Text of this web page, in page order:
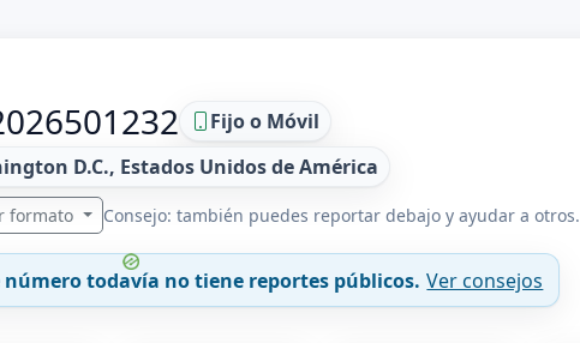
Fijo o Móvil
D.C., Estados Unidos de América
formato Consejo: también puedes reportar debajo y ayudar a otros.
número todavía no tiene reportes públicos. Ver consejos